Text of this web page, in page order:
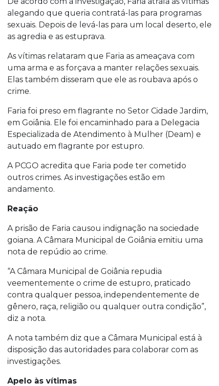
alegando que queria contratá-las para programas
sexuais. Depois de levá-las para um local deserto, ele
as agredia e as estuprava.
As vítimas relataram que Faria as ameaçava com
uma arma e as forçava a manter relações sexuais.
Elas também disseram que ele as roubava após o
crime.
Faria foi preso em flagrante no Setor Cidade Jardim,
em Goiânia. Ele foi encaminhado para a Delegacia
Especializada de Atendimento à Mulher (Deam) e
autuado em flagrante por estupro.
A PCGO acredita que Faria pode ter cometido
outros crimes. As investigações estão em
andamento.
Reação
A prisão de Faria causou indignação na sociedade
goiana. A Câmara Municipal de Goiânia emitiu uma
nota de repúdio ao crime.
“A Câmara Municipal de Goiânia repudia
veementemente o crime de estupro, praticado
contra qualquer pessoa, independentemente de
gênero, raça, religião ou qualquer outra condição”,
diz a nota.
A nota também diz que a Câmara Municipal está à
disposição das autoridades para colaborar com as
investigações.
Apelo às vítimas